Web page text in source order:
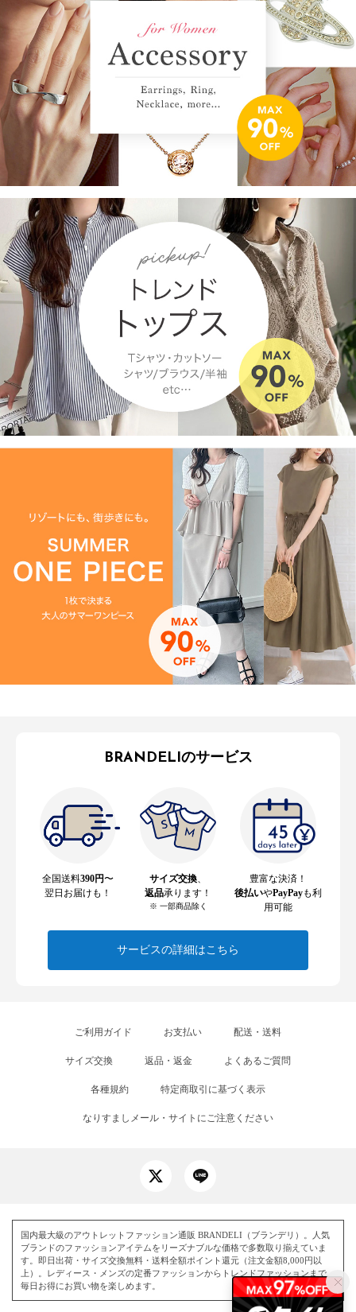
BRANDELIのサービス
全国送料390円〜
翌日お届けも！
サイズ交換、
返品承ります！
※ 一部商品除く
豊富な決済！
後払いやPayPayも利
用可能
サービスの詳細はこちら
ご利用ガイド お支払い 配送・送料
サイズ交換 返品・返金 よくあるご質問
各種規約 特定商取引に基づく表示
なりすましメール・サイトにご注意ください
国内最大級のアウトレットファッション通販 BRANDELI（ブランデリ）。人気
ブランドのファッションアイテムをリーズナブルな価格で多数取り揃えていま
す。即日出荷・サイズ交換無料・送料全額ポイント還元（注文金額8,000円以
上）。レディース・メンズの定番ファッションからトレンドファッションまで、
毎日お得にお買い物を楽しめます。